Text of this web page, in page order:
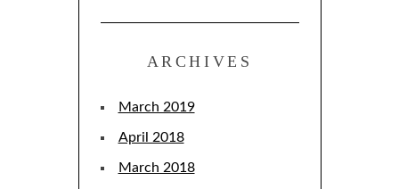
ARCHIVES
March 2019
April 2018
March 2018